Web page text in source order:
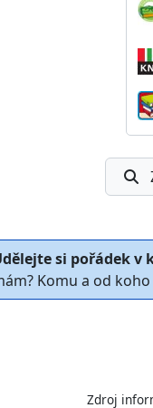
si pořádek v
Komu a od
Zdroj